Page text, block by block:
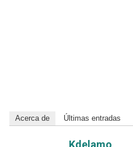
Acerca de Últimas entradas
Kdelamo